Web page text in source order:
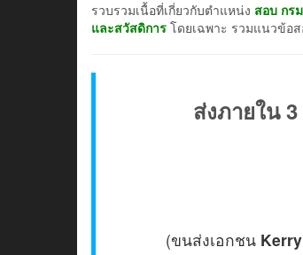
รวบรวมเนื้อที่เกี่ยวกับตำแหน่ง สอบ กร
และสวัสดิการ โดยเฉพาะ รวมแนวข้อ
ส่งภายใน
(ขนส่งเอกชน